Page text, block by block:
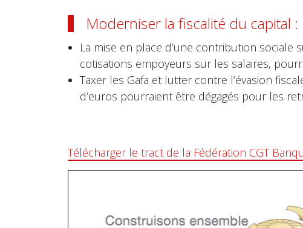
Moderniser la fiscalité du capital :
La mise en place d’une contribution
cotisations empoyeurs sur les salaires,
Taxer les Gafa et lutter contre l’évasion
d’euros pourraient être dégagés pour les
Télécharger le tract de la Fédération CGT